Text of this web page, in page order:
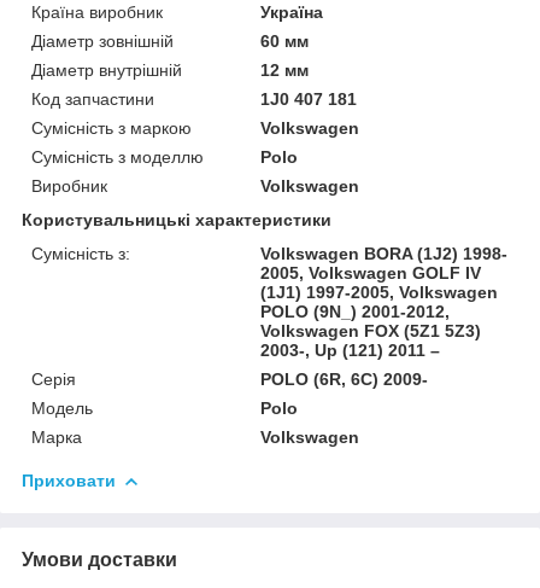
Країна виробник
Україна
Діаметр зовнішній
60 мм
Діаметр внутрішній
12 мм
Код запчастини
1J0 407 181
Сумісність з маркою
Volkswagen
Сумісність з моделлю
Polo
Виробник
Volkswagen
Користувальницькі характеристики
Сумісність з:
Volkswagen BORA (1J2) 1998-
2005, Volkswagen GOLF IV
(1J1) 1997-2005, Volkswagen
POLO (9N_) 2001-2012,
Volkswagen FOX (5Z1 5Z3)
2003-, Up (121) 2011 –
Серія
POLO (6R, 6C) 2009-
Модель
Polo
Марка
Volkswagen
Приховати
Умови доставки